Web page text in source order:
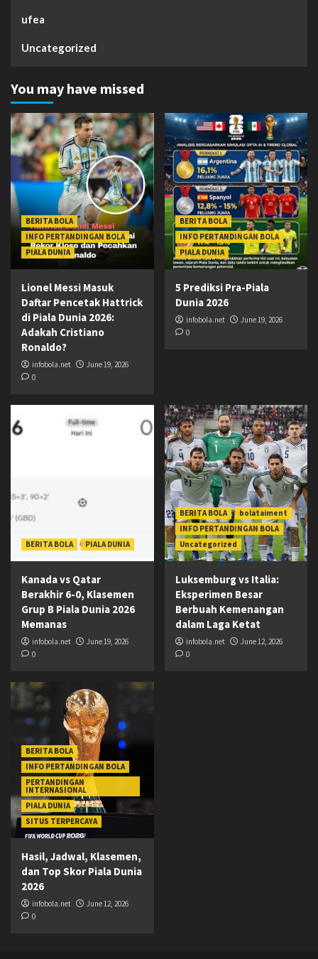
ufea
Uncategorized
You may have missed
BERITA BOLA
INFO PERTANDINGAN BOLA
PIALA DUNIA
Lionel Messi Masuk
Daftar Pencetak Hattrick
di Piala Dunia 2026:
Adakah Cristiano
Ronaldo?
infobola.net
June 19, 2026
0
BERITA BOLA
INFO PERTANDINGAN BOLA
PIALA DUNIA
5 Prediksi Pra-Piala
Dunia 2026
infobola.net
June 19, 2026
0
BERITA BOLA PIALA DUNIA
Kanada vs Qatar
Berakhir 6-0, Klasemen
Grup B Piala Dunia 2026
Memanas
infobola.net
June 19, 2026
0
BERITA BOLA
bolataiment
INFO PERTANDINGAN BOLA
Uncategorized
Luksemburg vs Italia:
Eksperimen Besar
Berbuah Kemenangan
dalam Laga Ketat
infobola.net
June 12, 2026
0
BERITA BOLA
INFO PERTANDINGAN BOLA
PERTANDINGAN
INTERNASIONAL
PIALA DUNIA
SITUS TERPERCAYA
Hasil, Jadwal, Klasemen,
dan Top Skor Piala Dunia
2026
infobola.net
June 12, 2026
0